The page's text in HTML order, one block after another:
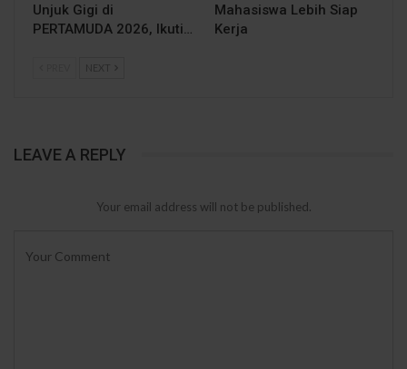
Unjuk Gigi di
PERTAMUDA 2026, Ikuti…
Mahasiswa Lebih Siap
Kerja
NEXT
LEAVE A REPLY
Your email address will not be published.